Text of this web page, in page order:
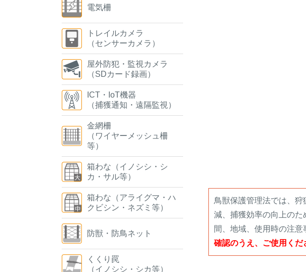
電気柵
トレイルカメラ
（センサーカメラ）
屋外防犯・監視カメラ
（SDカード録画）
ICT・IoT機器
（捕獲通知・遠隔監視）
金網柵
（ワイヤーメッシュ柵
等）
箱わな（イノシシ・シ
カ・サル等）
箱わな（アライグマ・ハ
クビシン・ネズミ等）
防獣・防鳥ネット
くくり罠
（イノシシ・シカ等）
鳥獣保護管理法では、
減、捕獲効率の向上の
間、地域、使用時の注意
確認のうえ、ご使用くだ